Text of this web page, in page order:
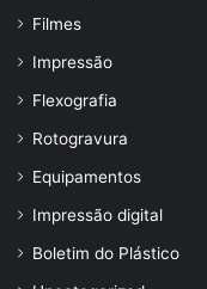
Filmes
Impressão
Flexografia
Rotogravura
Equipamentos
Impressão digital
Boletim do Plástico